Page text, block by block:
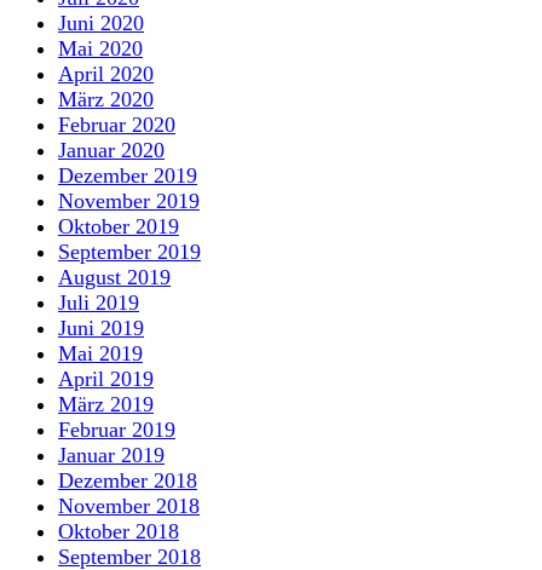
Juni 2020
Mai 2020
April 2020
März 2020
Februar 2020
Januar 2020
Dezember 2019
November 2019
Oktober 2019
September 2019
August 2019
Juli 2019
Juni 2019
Mai 2019
April 2019
März 2019
Februar 2019
Januar 2019
Dezember 2018
November 2018
Oktober 2018
September 2018